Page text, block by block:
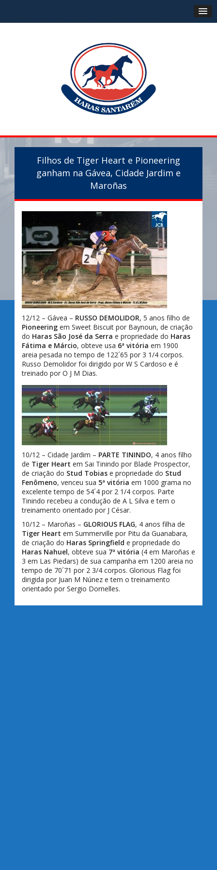
Filhos de Tiger Heart e Pioneering
ganham na Gávea, Cidade Jardim e
Maroñas
12/12 – Gávea – RUSSO DEMOLIDOR, 5 anos filho de
Pioneering em Sweet Biscuit por Baynoun, de criação
do Haras São José da Serra e propriedade do Haras
Fátima e Márcio, obteve usa 6ª vitória em 1900
areia pesada no tempo de 122´65 por 3 1/4 corpos.
Russo Demolidor foi dirigido por W S Cardoso e é
treinado por O J M Dias.
10/12 – Cidade Jardim – PARTE TININDO, 4 anos filho
de Tiger Heart em Sai Tinindo por Blade Prospector,
de criação do Stud Tobias e propriedade do Stud
Fenômeno, venceu sua 5ª vitória em 1000 grama no
excelente tempo de 54´4 por 2 1/4 corpos. Parte
Tinindo recebeu a condução de A L Silva e tem o
treinamento orientado por J César.
10/12 – Maroñas – GLORIOUS FLAG, 4 anos filha de
Tiger Heart em Summerville por Pitu da Guanabara,
de criação do Haras Springfield e propriedade do
Haras Nahuel, obteve sua 7ª vitória (4 em Maroñas e
3 em Las Piedars) de sua campanha em 1200 areia no
tempo de 70´71 por 2 3/4 corpos. Glorious Flag foi
dirigida por Juan M Núnez e tem o treinamento
orientado por Sergio Dornelles.